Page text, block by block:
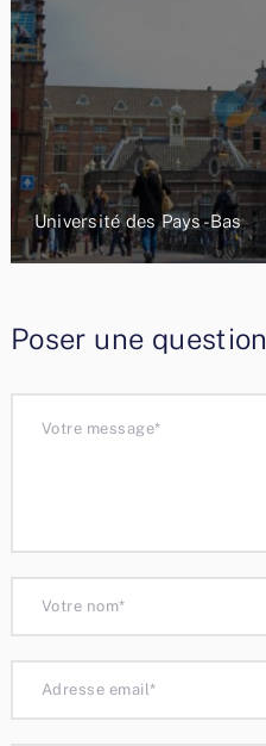
Université des Pays-Bas
Poser une question